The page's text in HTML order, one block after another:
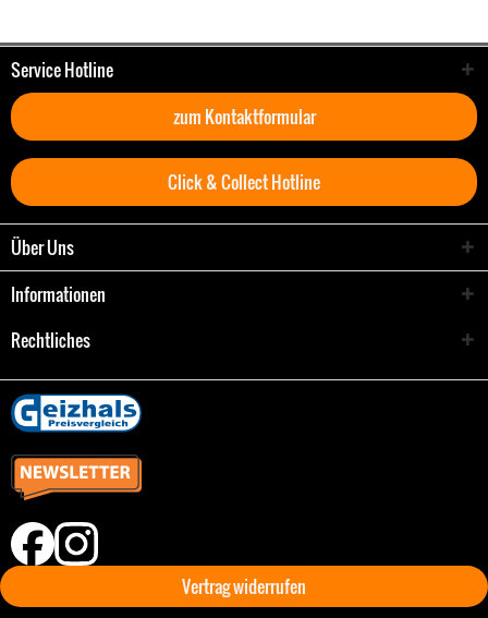
Service Hotline
zum Kontaktformular
Click & Collect Hotline
Über Uns
Informationen
Rechtliches
Vertrag widerrufen